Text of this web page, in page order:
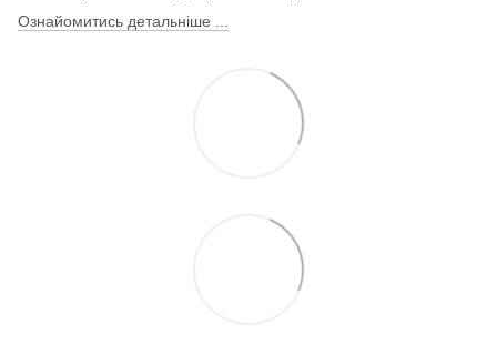
Ознайомитись детальніше ...